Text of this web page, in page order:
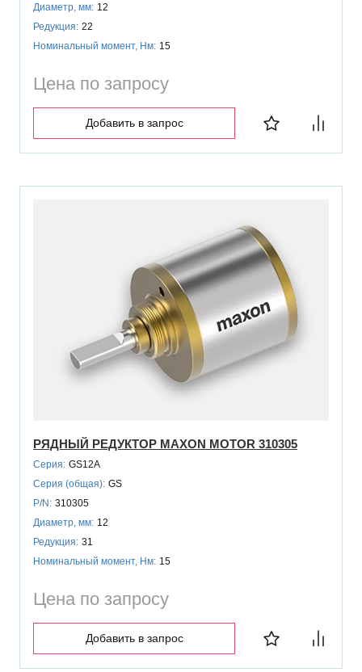
Диаметр, мм: 12
Редукция: 22
Номинальный момент, Нм: 15
Цена по запросу
Добавить в запрос
РЯДНЫЙ РЕДУКТОР MAXON MOTOR 310305
Серия: GS12A
Серия (общая): GS
P/N: 310305
Диаметр, мм: 12
Редукция: 31
Номинальный момент, Нм: 15
Цена по запросу
Добавить в запрос